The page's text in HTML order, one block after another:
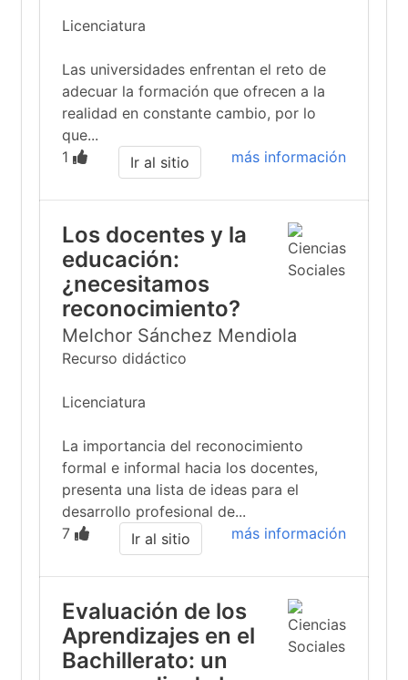
Licenciatura
Las universidades enfrentan el reto de
adecuar la formación que ofrecen a la
realidad en constante cambio, por lo
que...
1
más información
Ir al sitio
Los docentes y la
educación:
¿necesitamos
reconocimiento?
Melchor Sánchez Mendiola
Recurso didáctico
Licenciatura
La importancia del reconocimiento
formal e informal hacia los docentes,
presenta una lista de ideas para el
desarrollo profesional de...
7
más información
Ir al sitio
Evaluación de los
Aprendizajes en el
Bachillerato: un